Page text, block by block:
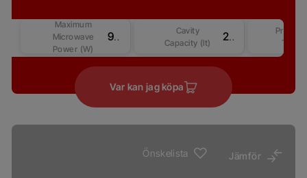
Maximum
Microwave
Power (W)
900 W
Cavity
Capacity (lt)
25
Product
Type
Var kan jag köpa
Önskelista Jämför